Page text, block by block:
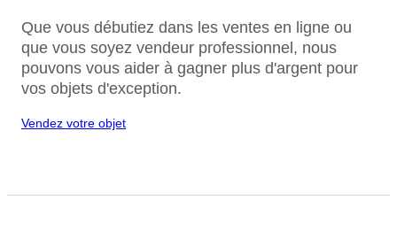
Que vous débutiez dans les ventes en ligne ou
que vous soyez vendeur professionnel, nous
pouvons vous aider à gagner plus d'argent pour
vos objets d'exception.
Vendez votre objet